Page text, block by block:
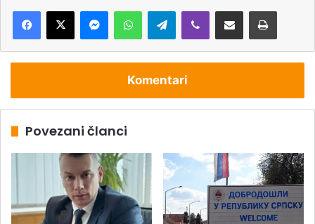
Telegram
Komentari
Povezani članci